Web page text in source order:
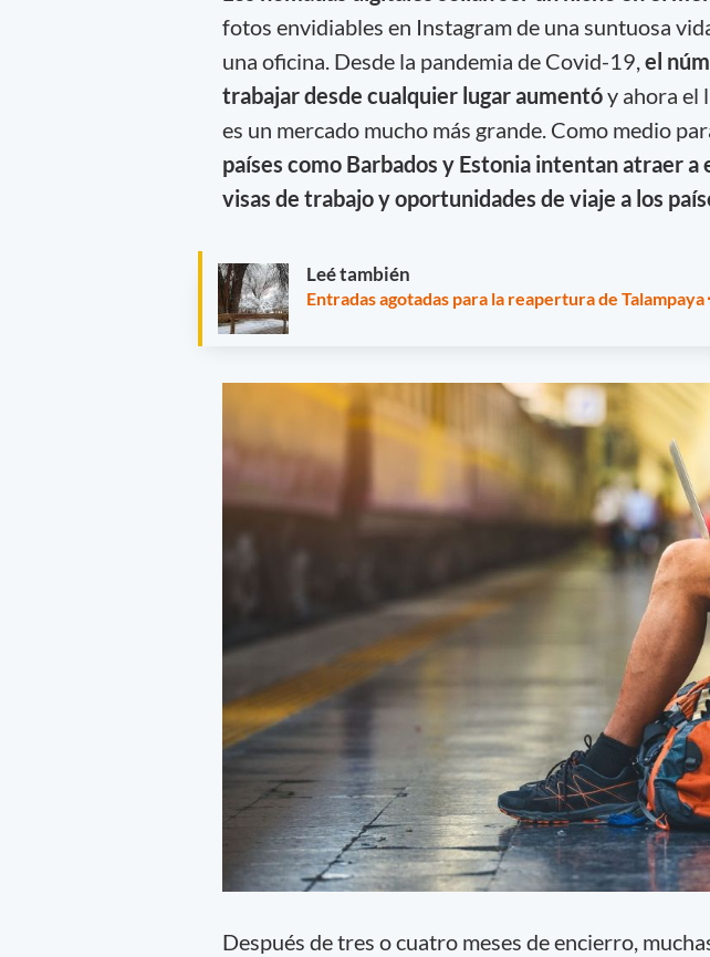
fotos envidiables en Instagram de una suntuosa
una oficina. Desde la pandemia de Covid-19, el
trabajar desde cualquier lugar aumentóy ahora el
es un mercado mucho más grande. Como medio
países como Barbados y Estonia intentan atraer
visas de trabajo y oportunidades de viaje a los
Leé también
Entradas agotadas para la reapertura de Talampaya
Después de tres o cuatro meses de encierro,